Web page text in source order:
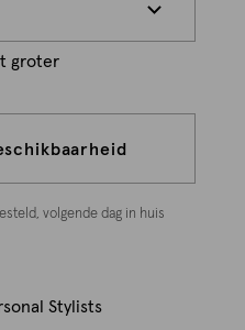
groter
volgende dag in huis
Stylists